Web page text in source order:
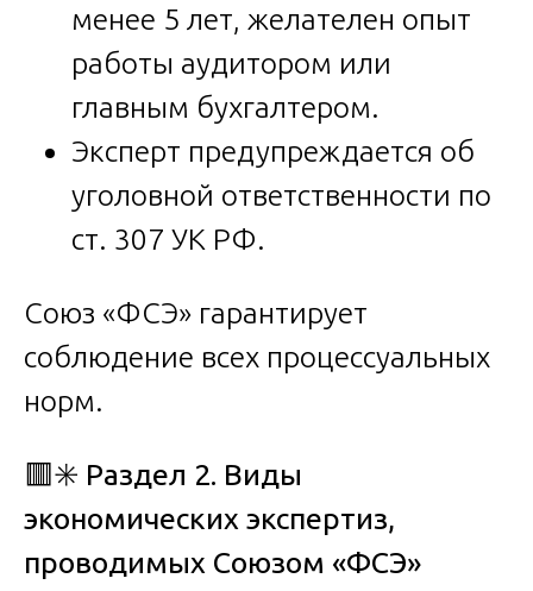
менее 5 лет, желателен опыт
работы аудитором или
главным бухгалтером.
Эксперт предупреждается об
уголовной ответственности по
ст. 307 УК РФ.
Союз «ФСЭ» гарантирует
соблюдение всех процессуальных
норм.
🟥✳️ Раздел 2. Виды
экономических экспертиз,
проводимых Союзом «ФСЭ»